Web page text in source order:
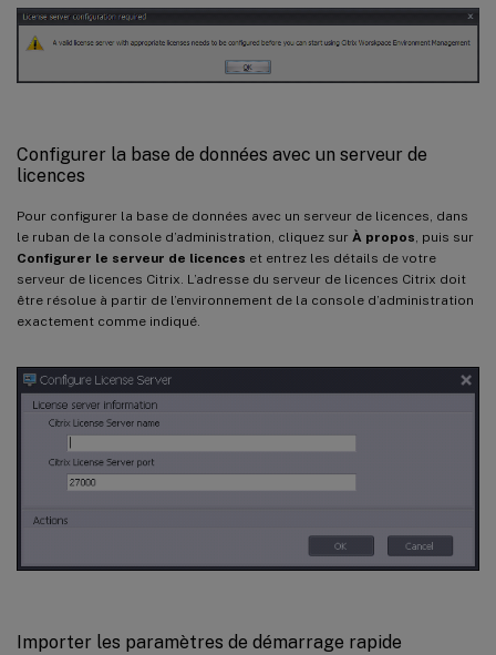
Configurer la base de données avec un serveur de
licences
Pour configurer la base de données avec un serveur de licences, dans
le ruban de la console d’administration, cliquez sur À propos, puis sur
Configurer le serveur de licences et entrez les détails de votre
serveur de licences Citrix. L’adresse du serveur de licences Citrix doit
être résolue à partir de l’environnement de la console d’administration
exactement comme indiqué.
Importer les paramètres de démarrage rapide